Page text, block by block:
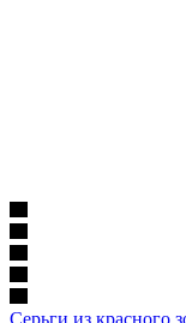
Серьги из красного